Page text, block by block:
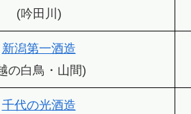
(吟田川)
新潟第一酒造
の白鳥・山間)
千代の光酒造